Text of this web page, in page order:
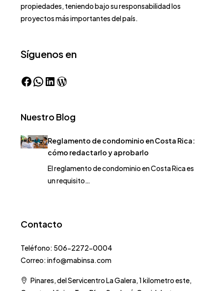
propiedades, teniendo bajo su responsabilidad los
proyectos más importantes del país.
Síguenos en
Nuestro Blog
Reglamento de condominio en Costa Rica:
cómo redactarlo y aprobarlo
El reglamento de condominio en Costa Rica es
un requisito…
Contacto
Teléfono: 506-2272-0004
Correo: info@mabinsa.com
Pinares, del Servicentro La Galera, 1 kilometro este,